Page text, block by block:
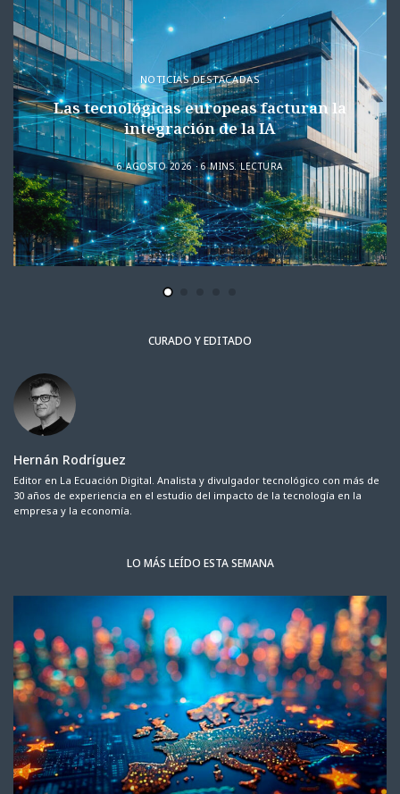
NOTICIAS DESTACADAS
Las tecnológicas europeas facturan la
integración de la IA
6 AGOSTO 2026 6 MINS. LECTURA
CURADO Y EDITADO
Hernán Rodríguez
Editor en La Ecuación Digital. Analista y divulgador tecnológico con más de
30 años de experiencia en el estudio del impacto de la tecnología en la
empresa y la economía.
LO MÁS LEÍDO ESTA SEMANA